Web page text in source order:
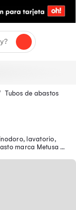
Tubos de abastos
lavatorio,
marca Metusa y